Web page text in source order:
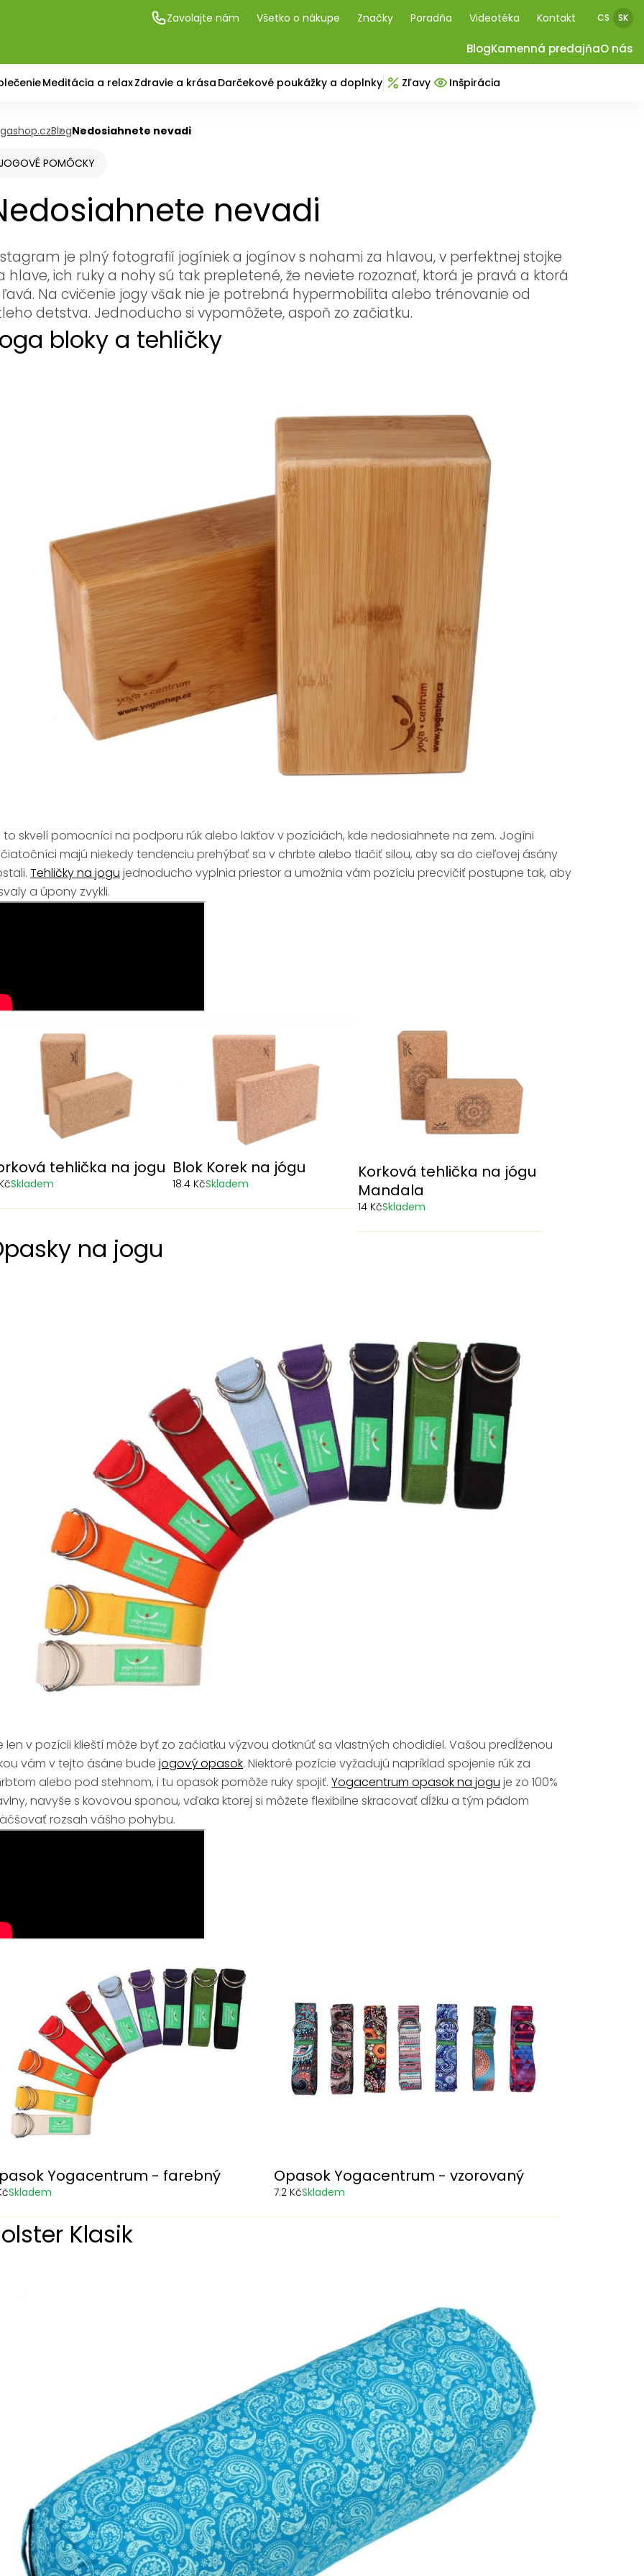
Zavolajte nám Všetko o nákupe Značky Poradňa Videotéka Kontakt CS SK
BlogKamenná predajňaO nás
Meditácia a relaxZdravie a krása Darčekové poukážky a doplnky Zľavy Inšpirácia
BlogNedosiahnete nevadi
POMÔCKY
nevadi
je plný fotografií jogíniek a jogínov s nohami za hlavou, v perfektnej stojke
hlave, ich ruky a nohy sú tak prepletené, že neviete rozoznať, ktorá je pravá a ktorá
ľavá. Na cvičenie jogy však nie je potrebná hypermobilita alebo trénovanie od
detstva. Jednoducho si vypomôžete, aspoň zo začiatku.
bloky a tehličky
to skvelí pomocníci na podporu rúk alebo lakťov v pozíciách, kde nedosiahnete na zem. Jogíni
majú niekedy tendenciu prehýbať sa v chrbte alebo tlačiť silou, aby sa do cieľovej ásány
Tehličky na jogu jednoducho vyplnia priestor a umožnia vám pozíciu precvičiť postupne tak, aby
a úpony zvykli.
tehlička na jogu
Skladem
Blok Korek na jógu
18.4 KčSkladem
Korková tehlička na jógu
Mandala
14 KčSkladem
na jogu
len v pozícii klieští môže byť zo začiatku výzvou dotknúť sa vlastných chodidiel. Vašou predĺženou
vám v tejto ásáne bude jogový opasok. Niektoré pozície vyžadujú napríklad spojenie rúk za
alebo pod stehnom, i tu opasok pomôže ruky spojiť. Yogacentrum opasok na jogu je zo 100%
navyše s kovovou sponou, vďaka ktorej si môžete flexibilne skracovať dĺžku a tým pádom
rozsah vášho pohybu.
Yogacentrum - farebný
Skladem
Opasok Yogacentrum - vzorovaný
7.2 KčSkladem
Klasik